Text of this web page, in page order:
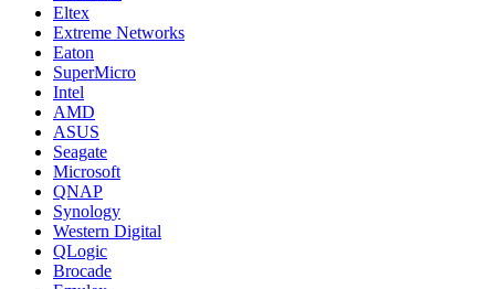
Eltex
Extreme Networks
Eaton
SuperMicro
Intel
AMD
ASUS
Seagate
Microsoft
QNAP
Synology
Western Digital
QLogic
Brocade